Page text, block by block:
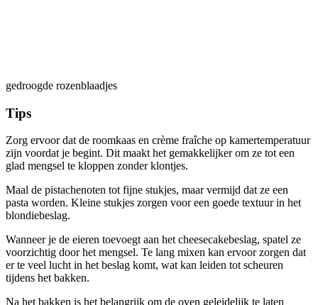
gedroogde rozenblaadjes
Tips
Zorg ervoor dat de roomkaas en crème fraîche op kamertemperatuur
zijn voordat je begint. Dit maakt het gemakkelijker om ze tot een
glad mengsel te kloppen zonder klontjes.
Maal de pistachenoten tot fijne stukjes, maar vermijd dat ze een
pasta worden. Kleine stukjes zorgen voor een goede textuur in het
blondiebeslag.
Wanneer je de eieren toevoegt aan het cheesecakebeslag, spatel ze
voorzichtig door het mengsel. Te lang mixen kan ervoor zorgen dat
er te veel lucht in het beslag komt, wat kan leiden tot scheuren
tijdens het bakken.
Na het bakken is het belangrijk om de oven geleidelijk te laten